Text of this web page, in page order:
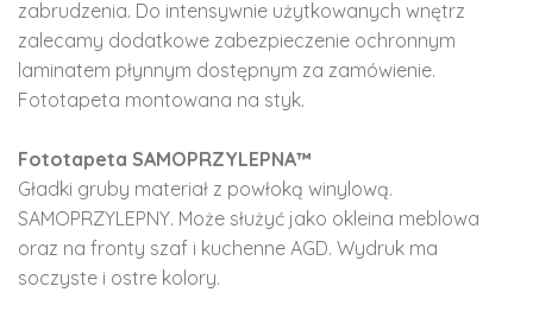
zabrudzenia. Do intensywnie użytkowanych wnętrz
zalecamy dodatkowe zabezpieczenie ochronnym
laminatem płynnym dostępnym za zamówienie.
Fototapeta montowana na styk.
Fototapeta SAMOPRZYLEPNA™
Gładki gruby materiał z powłoką winylową.
SAMOPRZYLEPNY. Może służyć jako okleina meblowa
oraz na fronty szaf i kuchenne AGD. Wydruk ma
soczyste i ostre kolory.